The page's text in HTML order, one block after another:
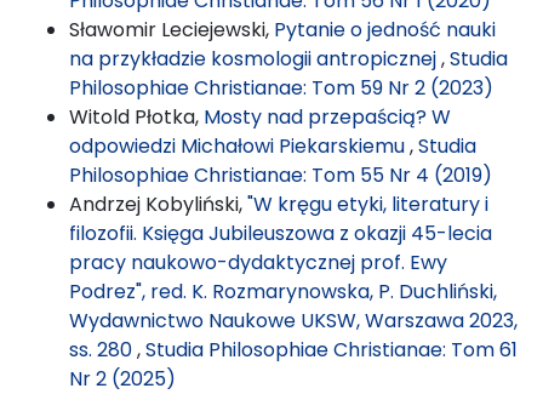
Sławomir Leciejewski, Pytanie o jedność nauki
na przykładzie kosmologii antropicznej,Studia
Philosophiae Christianae: Tom 59 Nr 2 (2023)
Witold Płotka, Mosty nad przepaścią? W
odpowiedzi Michałowi Piekarskiemu,Studia
Philosophiae Christianae: Tom 55 Nr 4 (2019)
Andrzej Kobyliński,"W kręgu etyki, literatury i
filozofii. Księga Jubileuszowa z okazji 45-lecia
pracy naukowo-dydaktycznej prof. Ewy
Podrez", red. K. Rozmarynowska, P. Duchliński,
Wydawnictwo Naukowe UKSW, Warszawa 2023,
ss. 280,Studia Philosophiae Christianae: Tom 61
Nr 2 (2025)